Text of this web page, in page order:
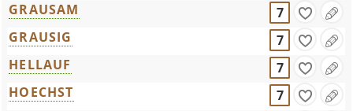
GRAUSAM
7
GRAUSIG
7
HELLAUF
7
HOECHST
7